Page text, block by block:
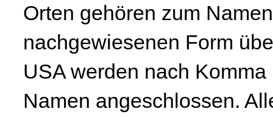
Orten gehören zum
nachgewiesenen Form
USA werden nach
Namen angeschlossen.